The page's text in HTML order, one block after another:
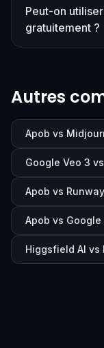
Peut-on
gratuitement ?
Autres
Apob vs
Google Veo 3
Apob vs
Apob vs Google
Higgsfield AI vs